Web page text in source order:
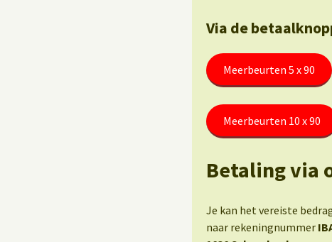
Via de
Meerbeurten 5 x 90
Meerbeurten 10 x 90
Betaling via
Je kan het vereiste
naar rekeningnummer